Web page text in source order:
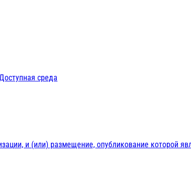
среда
и (или) размещение, опубликование которой